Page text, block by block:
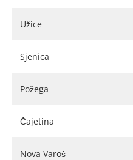
Užice
Sjenica
Požega
Čajetina
Nova Varoš